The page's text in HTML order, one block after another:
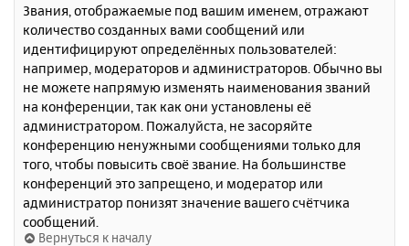
Звания, отображаемые под вашим именем, отражают
количество созданных вами сообщений или
идентифицируют определённых пользователей:
например, модераторов и администраторов. Обычно вы
не можете напрямую изменять наименования званий
на конференции, так как они установлены её
администратором. Пожалуйста, не засоряйте
конференцию ненужными сообщениями только для
того, чтобы повысить своё звание. На большинстве
конференций это запрещено, и модератор или
администратор понизят значение вашего счётчика
сообщений.
Вернуться к началу